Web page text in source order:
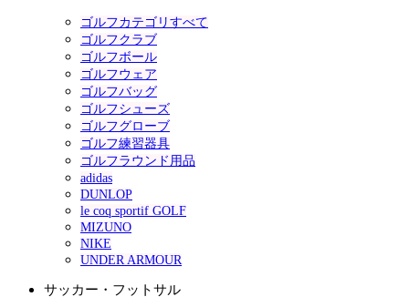
ゴルフカテゴリすべて
ゴルフクラブ
ゴルフボール
ゴルフウェア
ゴルフバッグ
ゴルフシューズ
ゴルフグローブ
ゴルフ練習器具
ゴルフラウンド用品
adidas
DUNLOP
le coq sportif GOLF
MIZUNO
NIKE
UNDER ARMOUR
サッカー・フットサル